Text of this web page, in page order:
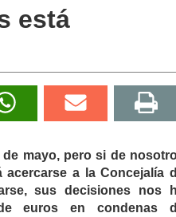
está
mayo, pero si de
a la Concejalía
sus decisiones nos
euros en condenas